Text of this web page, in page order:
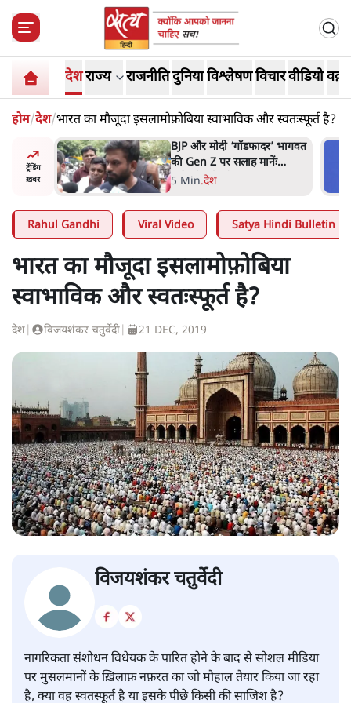
देशराज्य राजनीतिदुनियाविश्लेषणविचारवीडियो
होम/देश/भारत का मौजूदा इसलामोफ़ोबिया स्वाभाविक और स्वतःस्फूर्त है?
ट्रेंडिंग
ख़बर
भागवत
मार्क ज़करबर्ग का माफीनामाः ये
बहुत अंदर की बात है
9 Min.विश्लेषण
Rahul Gandhi Viral Video Satya Hindi Bulletin
भारत का मौजूदा इसलामोफ़ोबिया
स्वाभाविक और स्वतःस्फूर्त है?
देश विजयशंकर चतुर्वेदी 21 DEC, 2019
विजयशंकर चतुर्वेदी
नागरिकता संशोधन विधेयक के पारित होने के बाद से सोशल मीडिया
पर मुसलमानों के ख़िलाफ़ नफ़रत का जो मौहाल तैयार किया जा रहा
है, क्या वह स्वतस्फूर्त है या इसके पीछे किसी की साजिश है?